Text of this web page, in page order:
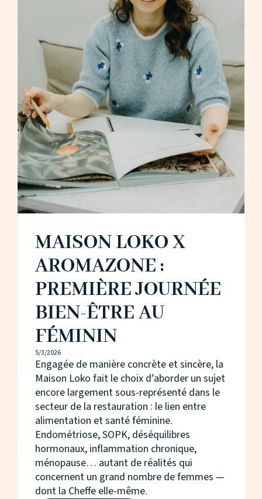
MAISON LOKO X
AROMAZONE :
PREMIÈRE JOURNÉE
BIEN-ÊTRE AU
FÉMININ
5/3/2026
Engagée de manière concrète et sincère, la
Maison Loko fait le choix d’aborder un sujet
encore largement sous-représenté dans le
secteur de la restauration : le lien entre
alimentation et santé féminine.
Endométriose, SOPK, déséquilibres
hormonaux, inflammation chronique,
ménopause… autant de réalités qui
concernent un grand nombre de femmes —
dont la Cheffe elle-même.